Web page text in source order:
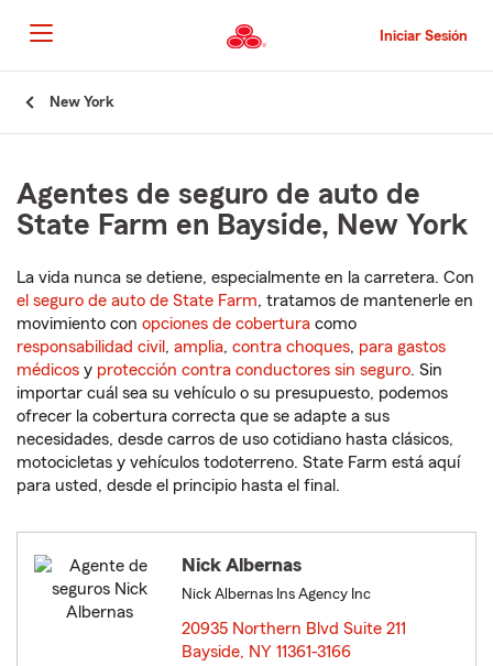
al
contenido
principal
Iniciar Sesión
New York
Agentes de seguro de auto de
State Farm en Bayside, New York
La vida nunca se detiene, especialmente en la carretera. Con
el seguro de auto de State Farm, tratamos de mantenerle en
movimiento con opciones de cobertura como
responsabilidad civil , amplia, contra choques, para gastos
médicos y protección contra conductores sin seguro. Sin
importar cuál sea su vehículo o su presupuesto, podemos
ofrecer la cobertura correcta que se adapte a sus
necesidades, desde carros de uso cotidiano hasta clásicos,
motocicletas y vehículos todoterreno. State Farm está aquí
para usted, desde el principio hasta el final.
Nick Albernas
Nick Albernas Ins Agency Inc
20935 Northern Blvd Suite 211
Bayside, NY 11361-3166